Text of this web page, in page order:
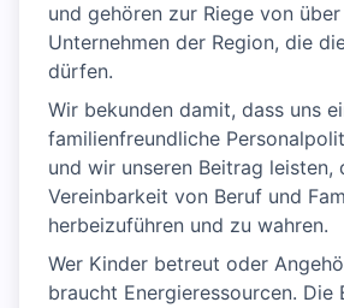
und gehören zur Riege von
Unternehmen der Region, die
dürfen.
Wir bekunden damit, dass uns
familienfreundliche
und wir unseren Beitrag leisten,
Vereinbarkeit von Beruf und
herbeizuführen und zu wahren.
Wer Kinder betreut oder
braucht Energieressourcen. Die